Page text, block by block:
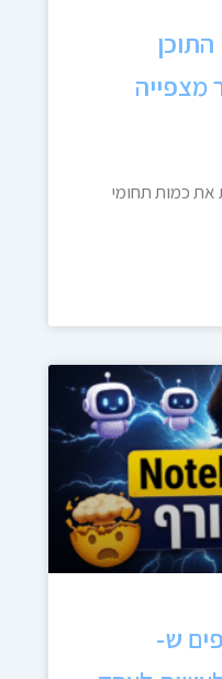
– 6 סוגי התוכן
מצפייה
כמות תחומי
ש-